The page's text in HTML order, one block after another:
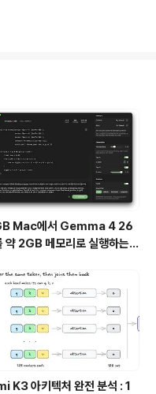
랫폼입
강력
니터링
표를 조
관리자
발생했
Mac에서 Gemma 4 26
약 2GB 메모리로 실행하는 T
K3 아키텍처 완전 분석 : 1